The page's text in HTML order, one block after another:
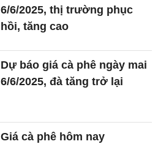
6/6/2025, thị trường phục
hồi, tăng cao
Dự báo giá cà phê ngày mai
6/6/2025, đà tăng trở lại
Giá cà phê hôm nay